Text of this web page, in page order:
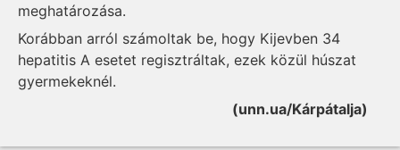
meghatározása.
Korábban arról számoltak be, hogy Kijevben 34
hepatitis A esetet regisztráltak, ezek közül húszat
gyermekeknél.
(unn.ua/Kárpátalja)